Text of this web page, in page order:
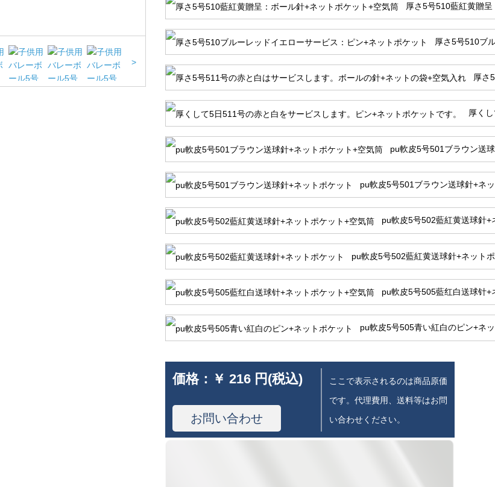
>
厚さ5号510藍紅黄贈
厚さ5号510ブ
厚さ
厚く
pu軟皮5号501ブラウン送
pu軟皮5号501ブラウン送球針+ネ
pu軟皮5号502藍紅黄送球針+
pu軟皮5号502藍紅黄送球針+ネット
pu軟皮5号505藍红白送球针+
pu軟皮5号505青い紅白のピン+ネ
価格： ￥ 216 円(税込)
お問い合わせ
ここで表示されるのは商品原価
です。代理費用、送料等はお問
い合わせください。